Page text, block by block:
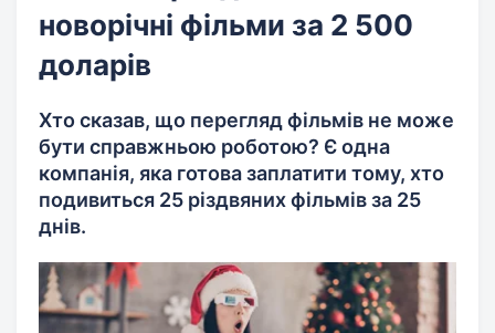
новорічні фільми за 2 500
доларів
Хто сказав, що перегляд фільмів не може
бути справжньою роботою? Є одна
компанія, яка готова заплатити тому, хто
подивиться 25 різдвяних фільмів за 25
днів.